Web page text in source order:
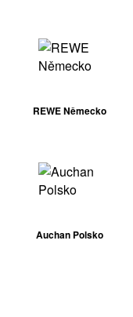
REWE Německo
Auchan Polsko